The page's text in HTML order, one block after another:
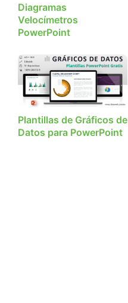
Diagramas
Velocímetros
PowerPoint
Plantillas de Gráficos de
Datos para PowerPoint